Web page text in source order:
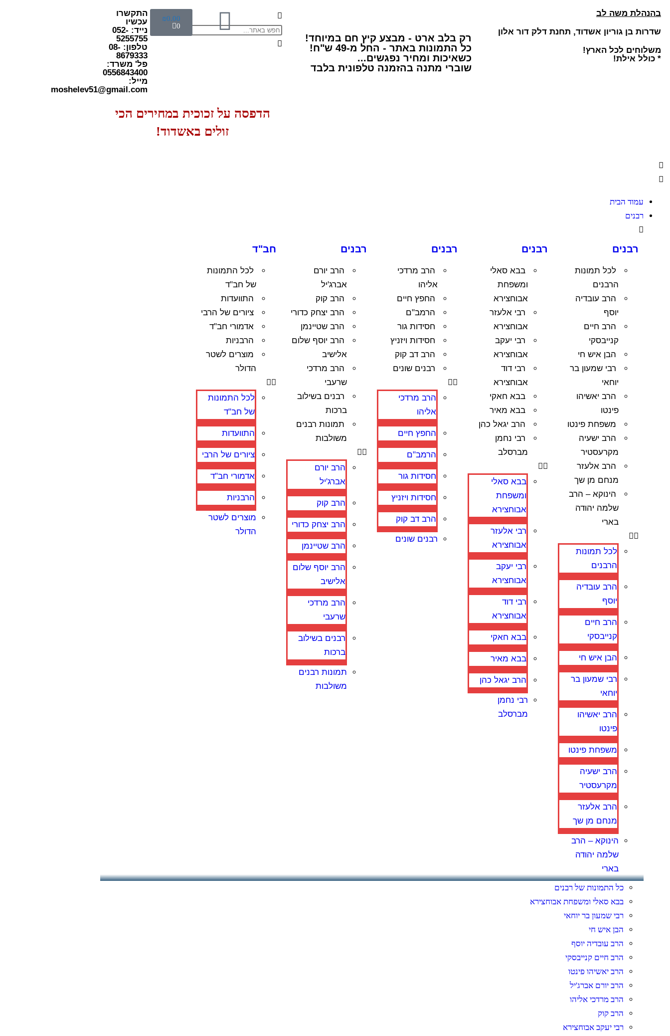
בהנהלת משה לב
שדרות בן גוריון אשדוד, תחנת דלק דור אלון
משלוחים לכל הארץ!
* כולל אילת!
רק בלב ארט - מבצע קיץ חם במיוחד!
כל התמונות באתר - החל מ-49 ש"ח!
כשאיכות ומחיר נפגשים...
שוברי מתנה בהזמנה טלפונית בלבד
₪0.00
0
התקשרו
עכשיו
נייד: 052-
5255755
טלפון: 08-
8679333
פל' משרד:
0556843400
מייל:
moshelev51@gmail.com
הדפסה על זכוכית במחירים הכי
זולים באשדוד!
עמוד הבית
רבנים
רבנים
לכל תמונות
הרבנים
הרב עובדיה
יוסף
הרב חיים
קנייבסקי
הבן איש חי
רבי שמעון בר
יוחאי
הרב יאשיהו
פינטו
משפחת פינטו
הרב ישעיה
מקרעסטיר
הרב אלעזר
מנחם מן שך
הינוקא – הרב
שלמה יהודה
בארי
לכל תמונות
הרבנים
הרב עובדיה
יוסף
הרב חיים
קנייבסקי
הבן איש חי
רבי שמעון בר
יוחאי
הרב יאשיהו
פינטו
משפחת פינטו
הרב ישעיה
מקרעסטיר
הרב אלעזר
מנחם מן שך
הינוקא – הרב
שלמה יהודה
בארי
רבנים
בבא סאלי
ומשפחת
אבוחצירא
רבי אלעזר
אבוחצירא
רבי יעקב
אבוחצירא
רבי דוד
אבוחצירא
בבא חאקי
בבא מאיר
הרב יגאל כהן
רבי נחמן
מברסלב
בבא סאלי
ומשפחת
אבוחצירא
רבי אלעזר
אבוחצירא
רבי יעקב
אבוחצירא
רבי דוד
אבוחצירא
בבא חאקי
בבא מאיר
הרב יגאל כהן
רבי נחמן
מברסלב
רבנים
הרב מרדכי
אליהו
החפץ חיים
הרמב"ם
חסידות גור
חסידות ויזניץ
הרב דב קוק
רבנים שונים
הרב מרדכי
אליהו
החפץ חיים
הרמב"ם
חסידות גור
חסידות ויזניץ
הרב דב קוק
רבנים שונים
רבנים
הרב יורם
אברג'יל
הרב קוק
הרב יצחק כדורי
הרב שטיינמן
הרב יוסף שלום
אלישיב
הרב מרדכי
שרעבי
רבנים בשילוב
ברכות
תמונות רבנים
משולבות
הרב יורם
אברג'יל
הרב קוק
הרב יצחק כדורי
הרב שטיינמן
הרב יוסף שלום
אלישיב
הרב מרדכי
שרעבי
רבנים בשילוב
ברכות
תמונות רבנים
משולבות
חב"ד
לכל התמונות
של חב"ד
התוועדות
ציורים של הרבי
אדמורי חב"ד
הרבניות
מוצרים לשטר
הדולר
לכל התמונות
של חב"ד
התוועדות
ציורים של הרבי
אדמורי חב"ד
הרבניות
מוצרים לשטר
הדולר
כל התמונות של רבנים
בבא סאלי ומשפחת אבוחצירא
רבי שמעון בר יוחאי
הבן איש חי
הרב עובדיה יוסף
הרב חיים קנייבסקי
הרב יאשיהו פינטו
הרב יורם אברג'יל
הרב מרדכי אליהו
הרב קוק
רבי יעקב אבוחצירא